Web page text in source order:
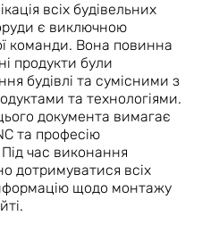
всіх будівельних
є виключною
команди. Вона повинна
продукти були
будівлі та сумісними з
та технологіями.
документа вимагає
та професію
час виконання
дотримуватися всіх
щодо монтажу